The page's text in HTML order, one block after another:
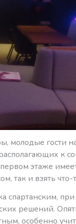
молодые гости
к
этаже
так и взять что-
спартанским,
решений.
особенно